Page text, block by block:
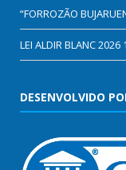
“FORROZÃO
LEI ALDIR BLANC 2026
DESENVOLVIDO